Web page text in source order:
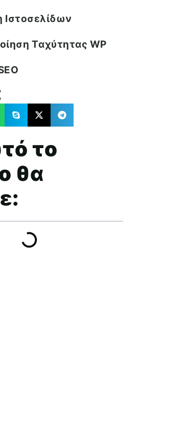
Ιστοσελίδων
Tαχύτητας WP
το
θα